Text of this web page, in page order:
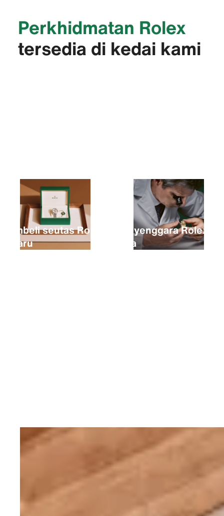
Perkhidmatan Rolex
tersedia di kedai kami
Membeli seutas Rolex
baharu
Menyenggara Rolex
anda